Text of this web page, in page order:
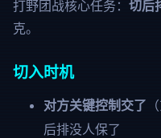
打野团战核心任务： 切后
克。
切入时机
对方关键控制交了
后排没人保了